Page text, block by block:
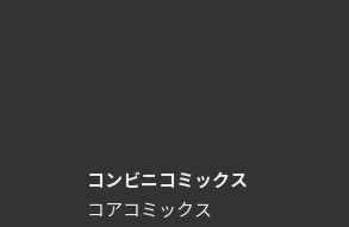
コンビニコミックス
コアコミックス